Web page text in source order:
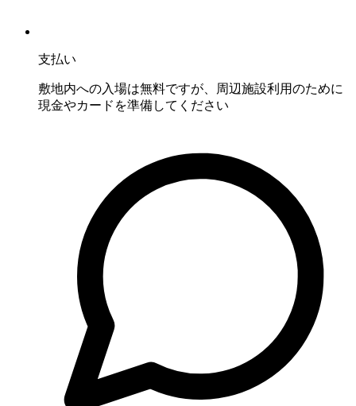
支払い
敷地内への入場は無料ですが、周辺施設利用のために
現金やカードを準備してください